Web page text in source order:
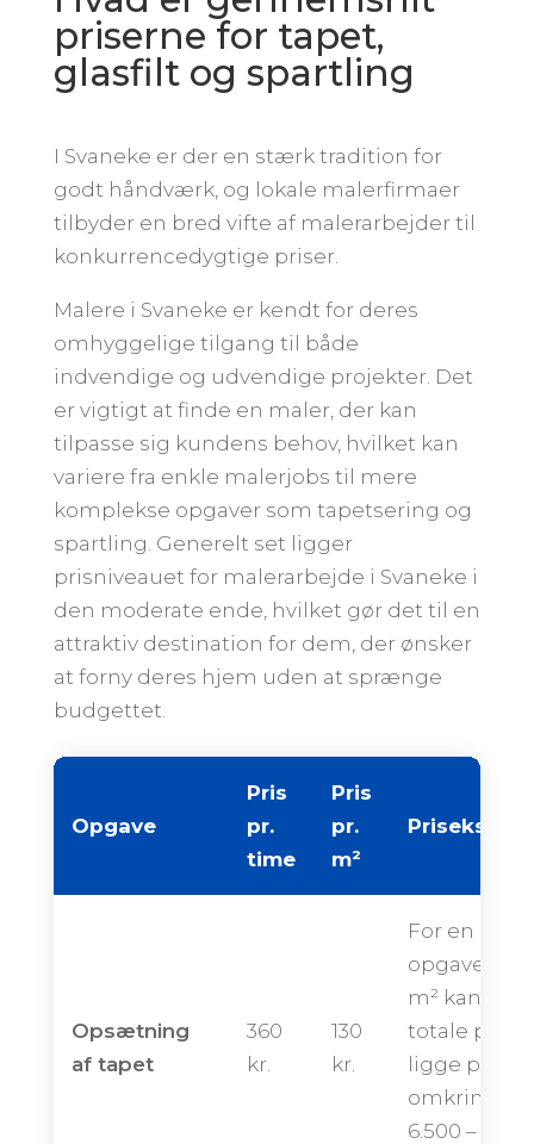
priserne for tapet,
glasfilt og spartling
I Svaneke er der en stærk tradition for
godt håndværk, og lokale malerfirmaer
tilbyder en bred vifte af malerarbejder til
konkurrencedygtige priser.
Malere i Svaneke er kendt for deres
omhyggelige tilgang til både
indvendige og udvendige projekter. Det
er vigtigt at finde en maler, der kan
tilpasse sig kundens behov, hvilket kan
variere fra enkle malerjobs til mere
komplekse opgaver som tapetsering og
spartling. Generelt set ligger
prisniveauet for malerarbejde i Svaneke i
den moderate ende, hvilket gør det til en
attraktiv destination for dem, der ønsker
at forny deres hjem uden at sprænge
budgettet.
Opgave
Pris
pr.
time
Pris
pr.
m²
Opsætning
af tapet
360
kr.
130
kr.
For en
opgave på
m² kan den
totale pris
ligge på
omkring
6.500 –